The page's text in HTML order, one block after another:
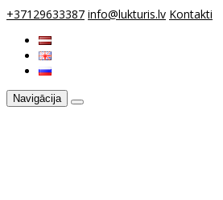
+37129633387 info@lukturis.lv Kontakti
Navigācija